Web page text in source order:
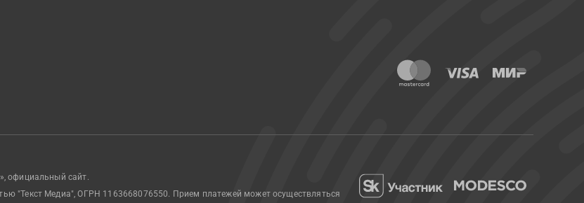
официальный сайт.
"Текст Медиа", ОГРН 1163668076550. Прием платежей может осуществляться